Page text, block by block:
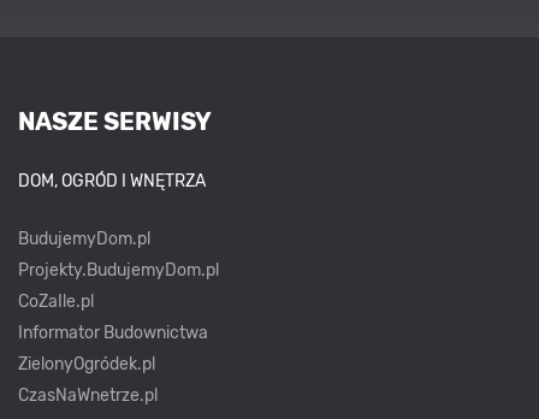
NASZE SERWISY
DOM, OGRÓD I WNĘTRZA
BudujemyDom.pl
Projekty.BudujemyDom.pl
CoZaIle.pl
Informator Budownictwa
ZielonyOgródek.pl
CzasNaWnetrze.pl